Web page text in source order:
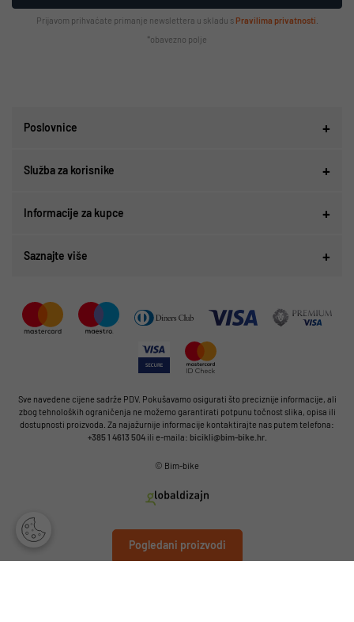
Pogledani proizvodi
Prijavom prihvaćate primanje newslettera u skladu s Pravilima privatnosti
*obavezno polje
Poslovnice
Služba za korisnike
Informacije za kupce
Saznajte više
Sve navedene cijene sadrže PDV. Pokušavamo osigurati što preciznije informacije, ali
zbog tehnoloških ograničenja ne možemo garantirati potpunu točnost slika, opisa ili
dostupnosti proizvoda. Za najažurnije informacije kontaktirajte nas putem telefona:
+385 1 4613 504ili e-maila: bicikli@bim-bike.hr.
© Bim-bike